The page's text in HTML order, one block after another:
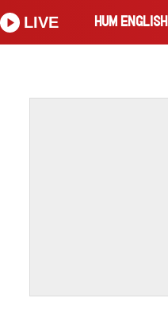
HUM ENGLISH
LIVE